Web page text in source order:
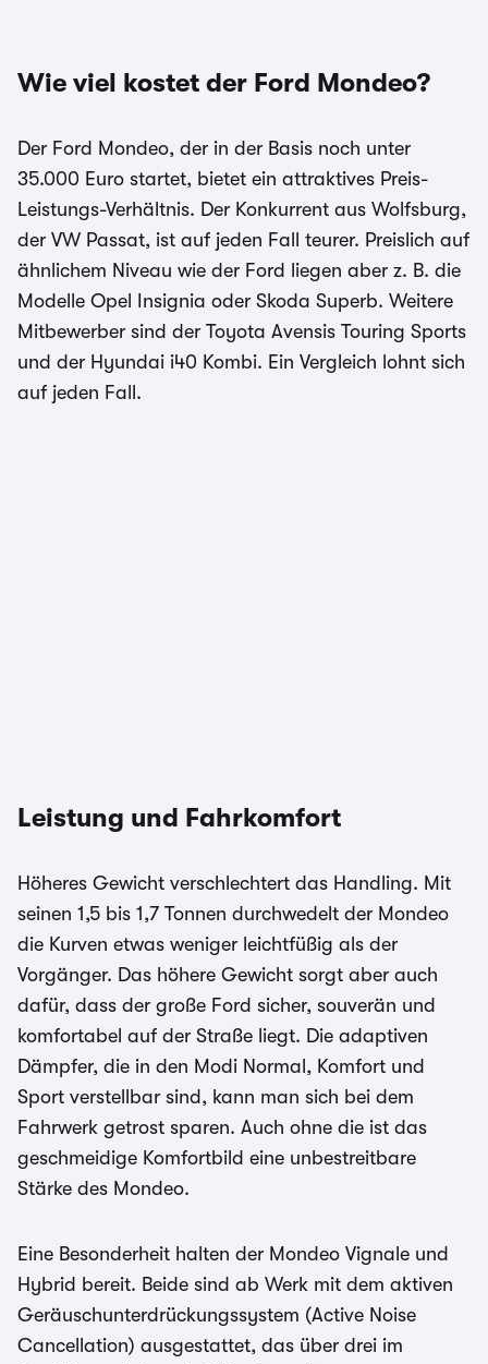
Wie viel kostet der Ford Mondeo?
Der Ford Mondeo, der in der Basis noch unter
35.000 Euro startet, bietet ein attraktives Preis-
Leistungs-Verhältnis. Der Konkurrent aus Wolfsburg,
der VW Passat, ist auf jeden Fall teurer. Preislich auf
ähnlichem Niveau wie der Ford liegen aber z. B. die
Modelle Opel Insignia oder Skoda Superb. Weitere
Mitbewerber sind der Toyota Avensis Touring Sports
und der Hyundai i40 Kombi. Ein Vergleich lohnt sich
auf jeden Fall.
Leistung und Fahrkomfort
Höheres Gewicht verschlechtert das Handling. Mit
seinen 1,5 bis 1,7 Tonnen durchwedelt der Mondeo
die Kurven etwas weniger leichtfüßig als der
Vorgänger. Das höhere Gewicht sorgt aber auch
dafür, dass der große Ford sicher, souverän und
komfortabel auf der Straße liegt. Die adaptiven
Dämpfer, die in den Modi Normal, Komfort und
Sport verstellbar sind, kann man sich bei dem
Fahrwerk getrost sparen. Auch ohne die ist das
geschmeidige Komfortbild eine unbestreitbare
Stärke des Mondeo.
Eine Besonderheit halten der Mondeo Vignale und
Hybrid bereit. Beide sind ab Werk mit dem aktiven
Geräuschunterdrückungssystem (Active Noise
Cancellation) ausgestattet, das über drei im